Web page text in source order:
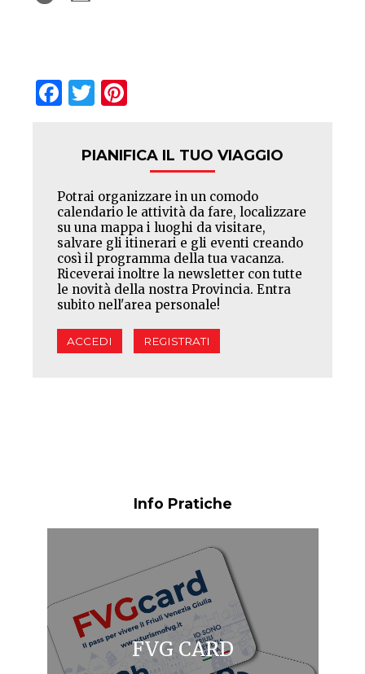
Facebook
Twitter
PIANIFICA IL TUO VIAGGIO
Potrai organizzare in un comodo
calendario le attività da fare, localizzare
su una mappa i luoghi da visitare,
salvare gli itinerari e gli eventi creando
così il programma della tua vacanza.
Riceverai inoltre la newsletter con tutte
le novità della nostra Provincia. Entra
subito nell'area personale!
ACCEDI REGISTRATI
Info Pratiche
FVG CARD